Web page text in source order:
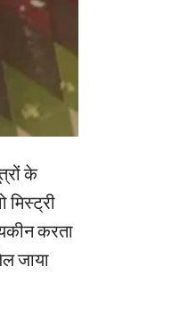
के
मिस्ट्री
करता
जाया